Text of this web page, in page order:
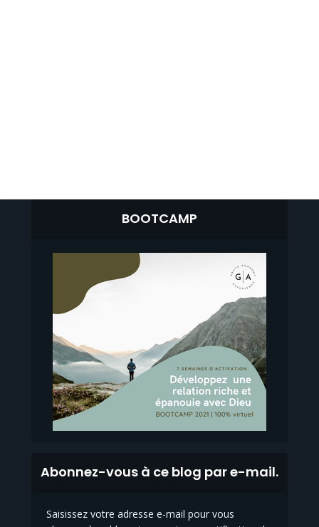
BOOTCAMP
Abonnez-vous à ce blog par e-mail.
Saisissez votre adresse e-mail pour vous